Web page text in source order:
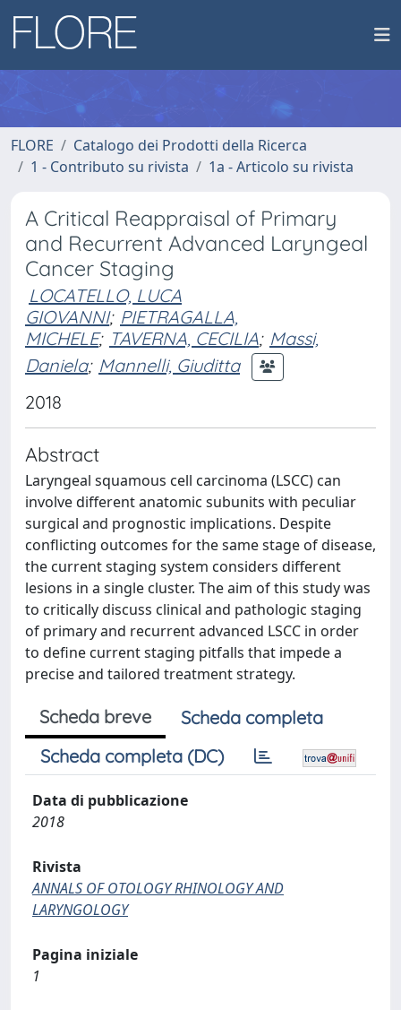
FLORE
Catalogo dei Prodotti della Ricerca
1 - Contributo su rivista
1a - Articolo su rivista
A Critical Reappraisal of Primary
and Recurrent Advanced Laryngeal
Cancer Staging
LOCATELLO, LUCA
GIOVANNI; PIETRAGALLA,
MICHELE; TAVERNA, CECILIA; Massi,
Daniela; Mannelli, Giuditta
2018
Abstract
Laryngeal squamous cell carcinoma (LSCC) can
involve different anatomic subunits with peculiar
surgical and prognostic implications. Despite
conflicting outcomes for the same stage of disease,
the current staging system considers different
lesions in a single cluster. The aim of this study was
to critically discuss clinical and pathologic staging
of primary and recurrent advanced LSCC in order
to define current staging pitfalls that impede a
precise and tailored treatment strategy.
Scheda breve
Scheda completa
Scheda completa (DC)
Data di pubblicazione
2018
Rivista
ANNALS OF OTOLOGY RHINOLOGY AND
LARYNGOLOGY
Pagina iniziale
1